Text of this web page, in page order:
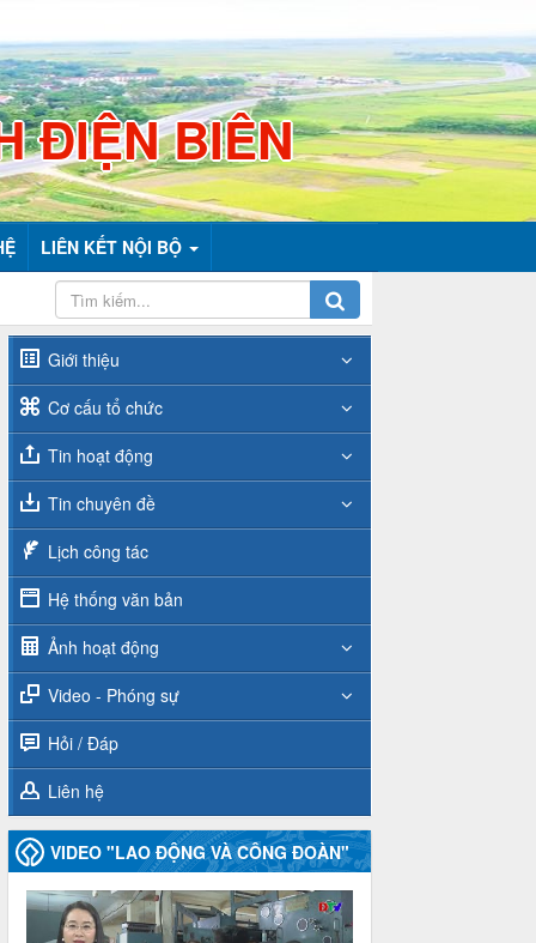
ĐIỆN BIÊN
LIÊN KẾT NỘI BỘ
Giới thiệu
Cơ cấu tổ chức
Tin hoạt động
Tin chuyên đề
Lịch công tác
Hệ thống văn bản
Ảnh hoạt động
Video - Phóng sự
Hỏi / Đáp
Liên hệ
VIDEO "LAO ĐỘNG VÀ CÔNG ĐOÀN"